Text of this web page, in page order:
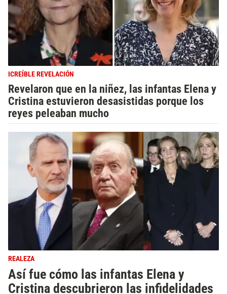
ICREÍBLE REVELACIÓN
Revelaron que en la niñez, las infantas Elena y
Cristina estuvieron desasistidas porque los
reyes peleaban mucho
REALEZA
Así fue cómo las infantas Elena y
Cristina descubrieron las infidelidades